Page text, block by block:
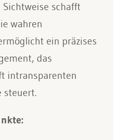
schafft
wahren
ein präzises
das
intransparenten
steuert.